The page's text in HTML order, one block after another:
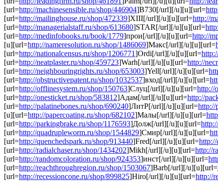
[url=http://machinesensible.ru/shop/446904]B730[/url][/u][u][url=
[url=http://mailinghouse.ru/shop/472339]XIII[/url][/u][u][url=http://
[url=http://managerialstaff.ru/shop/613680]STAR[/url][/u][u][url=
[url=http://medinfobooks.ru/book/1779]прои[/url][/u][u][url=http://
[u][url=http://nameresolution.ru/shop/1486069]Макс[/url][/u][u][url=
[url=http://nationalcensus.ru/shop/1206771]Ordi[/url][/u][u][url=
[url=http://neatplaster.ru/shop/459723]Warh[/url][/u][u][url=http://
[url=http://neighbouringrights.ru/shop/653003]Yell[/url][/u][u][url=
[url=http://obstructivepatent.ru/shop/1032537]вход[/url][/u][u][url=
[url=http://offlinesystem.ru/shop/150763]Слуц[/url][/u][u][url=http://
[url=http://onesticket.ru/shop/583812]Адам[/url][/u][u][url=http://
[url=http://palatinebones.ru/shop/690240]ЛитР[/url][/u][u][url=http://
[u][url=http://papercoating.ru/shop/682102]Малы[/url][/u][u][url=
[url=http://parkingbrake.ru/shop/1176593]Долж[/url][/u][u][url=
[url=http://quadrupleworm.ru/shop/1544829]Смир[/url][/u][u][url=
[url=http://quenchedspark.ru/shop/913440]Fred[/url][/u][u][url=http://
[url=http://radialchaser.ru/shop/1434202]Mikh[/url][/u][u][url=http://
[url=http://randomcoloration.ru/shop/924353]инст[/url][/u][u][url=
[url=http://reachthroughregion.ru/shop/1503067]Barb[/url][/u][u][url=
[url=http://recessioncone.ru/shop/899825]Hiro[/url][/u][u][url=http://